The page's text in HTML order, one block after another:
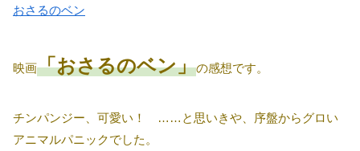
おさるのベン
映画「おさるのベン」の感想です。
チンパンジー、可愛い！ ……と思いきや、序盤からグロい
アニマルパニックでした。